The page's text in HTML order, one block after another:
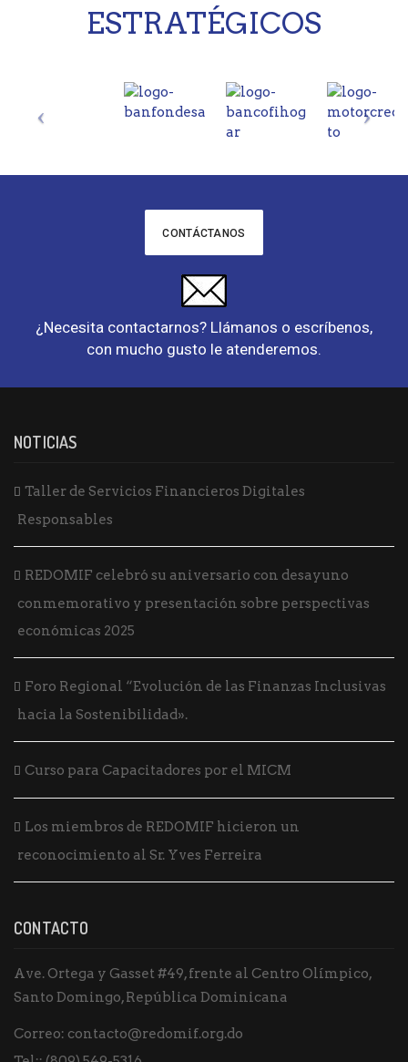
ESTRATÉGICOS
CONTÁCTANOS
¿ Necesita contactarnos? Llámanos o escríbenos,
con mucho gusto le atenderemos.
NOTICIAS
Taller de Servicios Financieros Digitales
Responsables
REDOMIF celebró su aniversario con desayuno
conmemorativo y presentación sobre perspectivas
económicas 2025
Foro Regional “Evolución de las Finanzas Inclusivas
hacia la Sostenibilidad».
Curso para Capacitadores por el MICM
Los miembros de REDOMIF hicieron un
reconocimiento al Sr. Yves Ferreira
CONTACTO
Ave. Ortega y Gasset #49, frente al Centro Olímpico,
Santo Domingo, República Dominicana
Correo: contacto@redomif.org.do